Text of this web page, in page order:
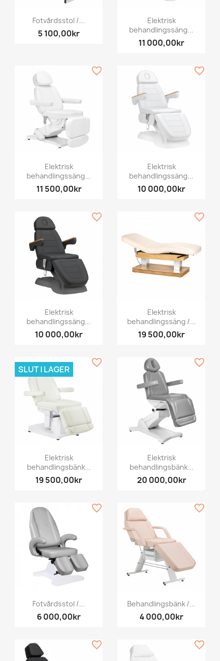
Fotvårdsstol /...
5 100,00kr
Elektrisk
behandlingssäng...
11 000,00kr
Elektrisk
behandlingssäng...
11 500,00kr
favorite_border
Elektrisk
behandlingssäng...
10 000,00kr
favorite_border
Elektrisk
behandlingssäng...
10 000,00kr
favorite_border
Elektrisk
behandlingssäng /...
19 500,00kr
favorite_border
Elektrisk
behandlingsbänk...
19 500,00kr
SLUT I LAGER
favorite_border
Elektrisk
behandlingsbänk...
20 000,00kr
favorite_border
Fotvårdsstol /...
6 000,00kr
favorite_border
Behandlingsbänk /...
4 000,00kr
favorite_border
favorite_border favorite_border